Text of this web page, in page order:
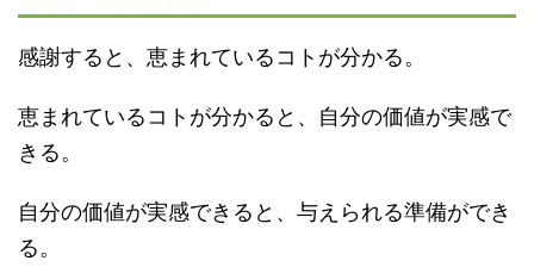
感謝すると、恵まれているコトが分かる。
恵まれているコトが分かると、自分の価値が実感で
きる。
自分の価値が実感できると、与えられる準備ができ
る。